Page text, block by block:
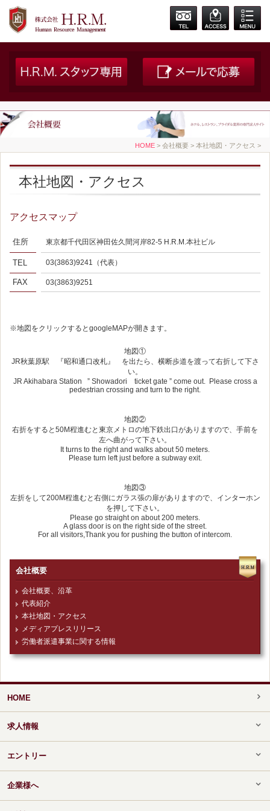
HOME > 会社概要 > 本社地図・アクセス >
本社地図・アクセス
アクセスマップ
住所 東京都千代田区神田佐久間河岸82-5 H.R.M.本社ビル
TEL 03(3863)9241（代表）
FAX 03(3863)9251
※地図をクリックするとgoogleMAPが開きます。
地図①
JR秋葉原駅 『昭和通口改札』 を出たら、横断歩道を渡って右折して下さ
い。
JR Akihabara Station ” Showadori ticket gate ” come out. Please cross a
pedestrian crossing and turn to the right.
地図②
右折をすると50M程進むと東京メトロの地下鉄出口がありますので、手前を
左へ曲がって下さい。
It turns to the right and walks about 50 meters.
Please turn left just before a subway exit.
地図③
左折をして200M程進むと右側にガラス張の扉がありますので、インターホン
を押して下さい。
Please go straight on about 200 meters.
A glass door is on the right side of the street.
For all visitors,Thank you for pushing the button of intercom.
会社概要
会社概要、沿革
代表紹介
本社地図・アクセス
メディアプレスリリース
労働者派遣事業に関する情報
HOME
求人情報
エントリー
企業様へ